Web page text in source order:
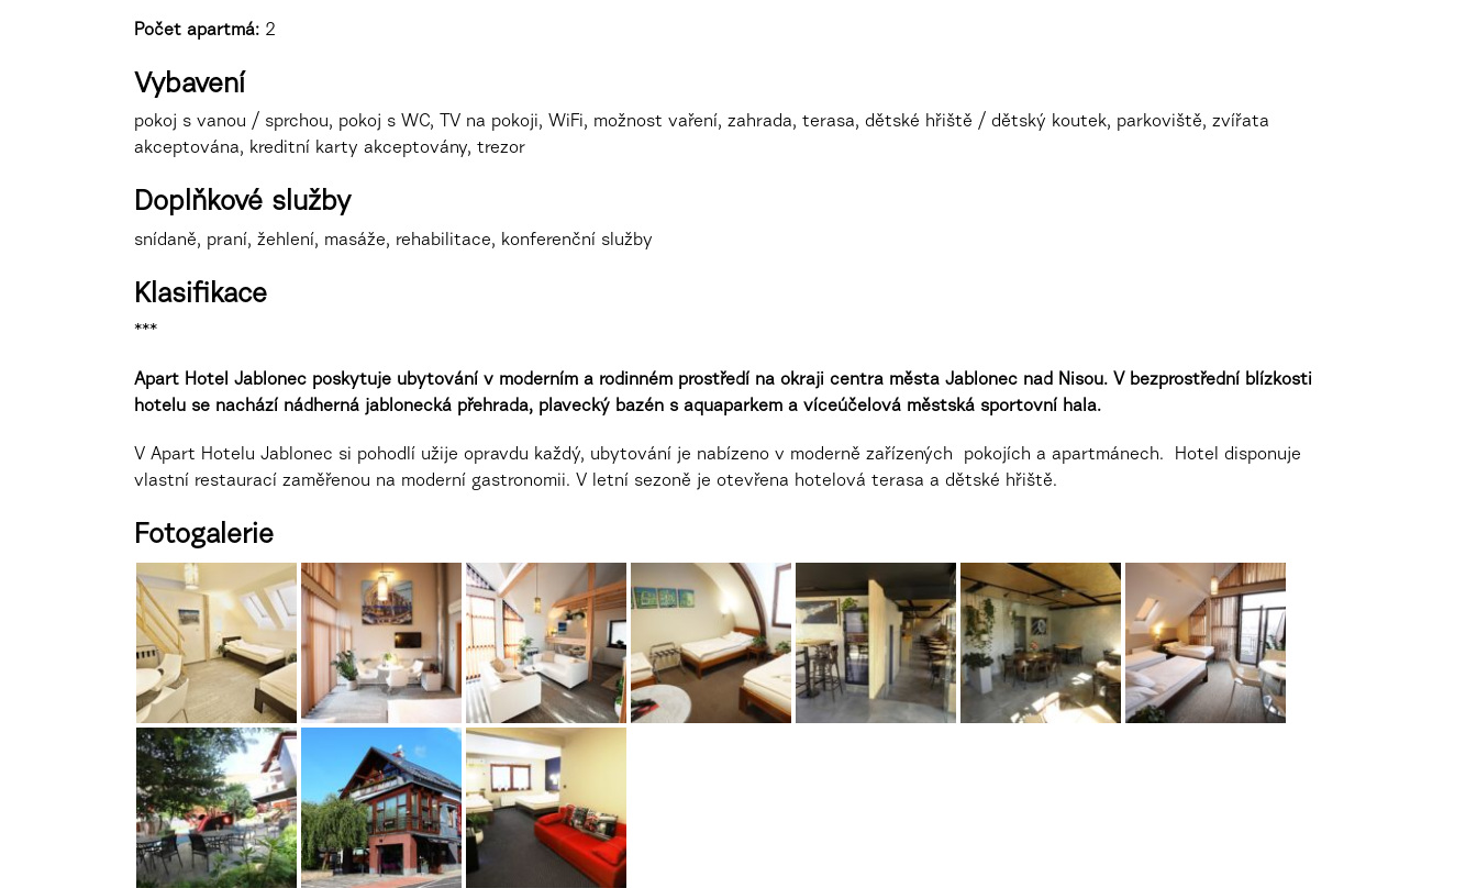
Počet apartmá: 2
Vybavení
pokoj s vanou / sprchou, pokoj s WC, TV na pokoji, WiFi, možnost vaření, zahrada, terasa, dětské hřiště / dětský koutek, parkoviště, zvířata
akceptována, kreditní karty akceptovány, trezor
Doplňkové služby
snídaně, praní, žehlení, masáže, rehabilitace, konferenční služby
Klasifikace
***
Apart Hotel Jablonec poskytuje ubytování v moderním a rodinném prostředí na okraji centra města Jablonec nad Nisou. V bezprostřední blízkosti
hotelu se nachází nádherná jablonecká přehrada, plavecký bazén s aquaparkem a víceúčelová městská sportovní hala.
V Apart Hotelu Jablonec si pohodlí užije opravdu každý, ubytování je nabízeno v moderně zařízených pokojích a apartmánech. Hotel disponuje
vlastní restaurací zaměřenou na moderní gastronomii. V letní sezoně je otevřena hotelová terasa a dětské hřiště.
Fotogalerie